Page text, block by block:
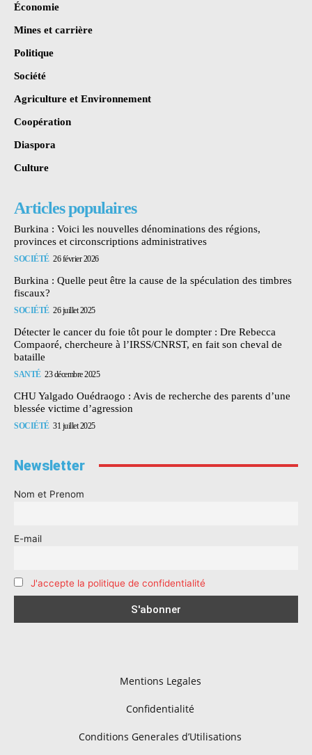
Économie
Mines et carrière
Politique
Société
Agriculture et Environnement
Coopération
Diaspora
Culture
Articles populaires
Burkina : Voici les nouvelles dénominations des régions,
provinces et circonscriptions administratives
SOCIÉTÉ 26 février 2026
Burkina : Quelle peut être la cause de la spéculation des timbres
fiscaux?
SOCIÉTÉ 26 juillet 2025
Détecter le cancer du foie tôt pour le dompter : Dre Rebecca
Compaoré, chercheure à l’IRSS/CNRST, en fait son cheval de
bataille
SANTÉ 23 décembre 2025
CHU Yalgado Ouédraogo : Avis de recherche des parents d’une
blessée victime d’agression
SOCIÉTÉ 31 juillet 2025
Newsletter
Nom et Prenom
E-mail
J'accepte la politique de confidentialité
Mentions Legales
Confidentialité
Conditions Generales d’Utilisations